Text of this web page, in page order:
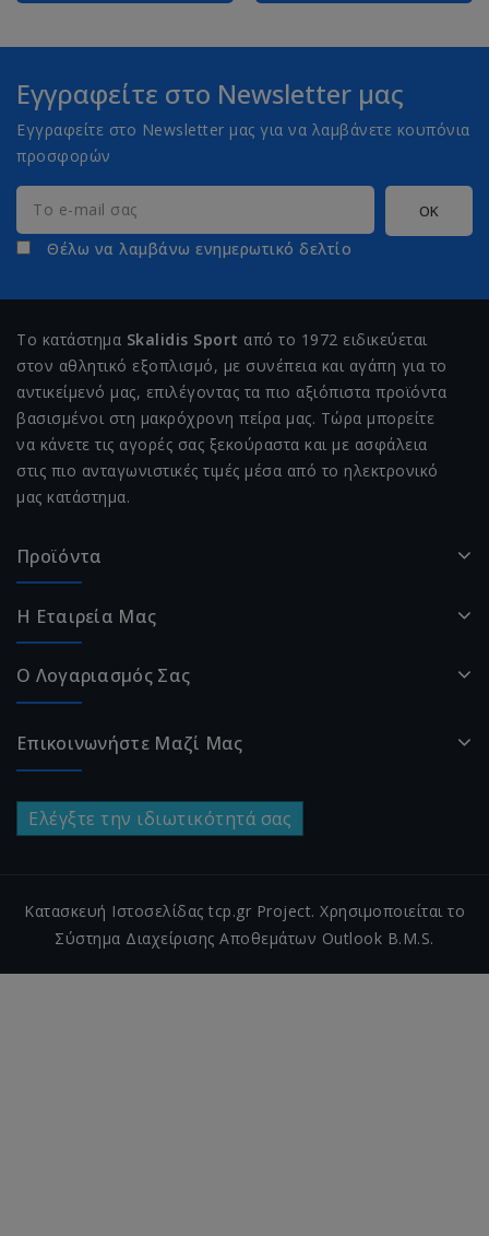
Εγγραφείτε στο Newsletter μας
Εγγραφείτε στο Newsletter μας για να λαμβάνετε κουπόνια
προσφορών
Θέλω να λαμβάνω ενημερωτικό δελτίο
Το κατάστημα Skalidis Sport από το 1972 ειδικεύεται
στον αθλητικό εξοπλισμό, με συνέπεια και αγάπη για το
αντικείμενό μας, επιλέγοντας τα πιο αξιόπιστα προϊόντα
βασισμένοι στη μακρόχρονη πείρα μας. Τώρα μπορείτε
να κάνετε τις αγορές σας ξεκούραστα και με ασφάλεια
στις πιο ανταγωνιστικές τιμές μέσα από το ηλεκτρονικό
μας κατάστημα.
Προϊόντα
Η Εταιρεία Μας
Ο Λογαριασμός Σας
Επικοινωνήστε Μαζί Μας
Ελέγξτε την ιδιωτικότητά σας
Κατασκευή Ιστοσελίδας tcp.gr Project. Χρησιμοποιείται το
Σύστημα Διαχείρισης Αποθεμάτων Outlook B.M.S.